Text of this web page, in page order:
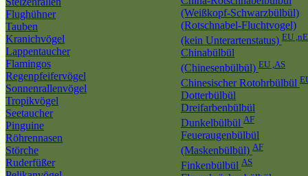
Flughühner
Tauben
Kranichvögel
Lappentaucher
Flamingos
Regenpfeifervögel
Sonnenrallenvögel
Tropikvögel
Seetaucher
Pinguine
Röhrennasen
Störche
Ruderfüßer
(Weißkopf-Schwarzbülbül)
(Rotschnabel-Fluchtvogel)
(kein Unterartenstatus) EU
Chinabülbül
(Chinesenbülbül) EU ,AS
Chinesischer Rotohrbülbül
Dotterbülbül
Dreifarbenbülbül
Dunkelbülbül AF
Feueraugenbülbül
(Maskenbülbül) AF
Finkenbülbül AS